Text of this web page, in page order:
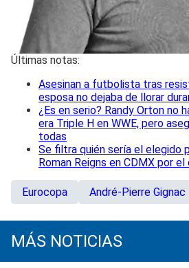
Últimas notas:
Asesinan a futbolista tras
esposa no dejaba de llorar
¿Es en serio? Randy Orton no
era Triple H en WWE, pero
todas
Se filtra quién sería el elegido
Roman Reigns en CDMX por
Eurocopa André-Pierre Gignac
MÁS NOTICIAS